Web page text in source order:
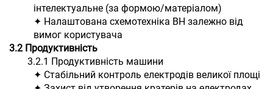
інтелектуальне (за формою/матеріалом)
✦ Налаштована схемотехніка ВН залежно від
вимог користувача
3.2 Продуктивність
3.2.1 Продуктивність машини
✦ Стабільний контроль електродів великої площі